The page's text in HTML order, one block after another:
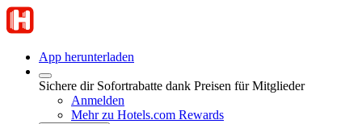
App herunterladen
Sichere dir Sofortrabatte dank Preisen für Mitglieder
Anmelden
Mehr zu Hotels.com Rewards